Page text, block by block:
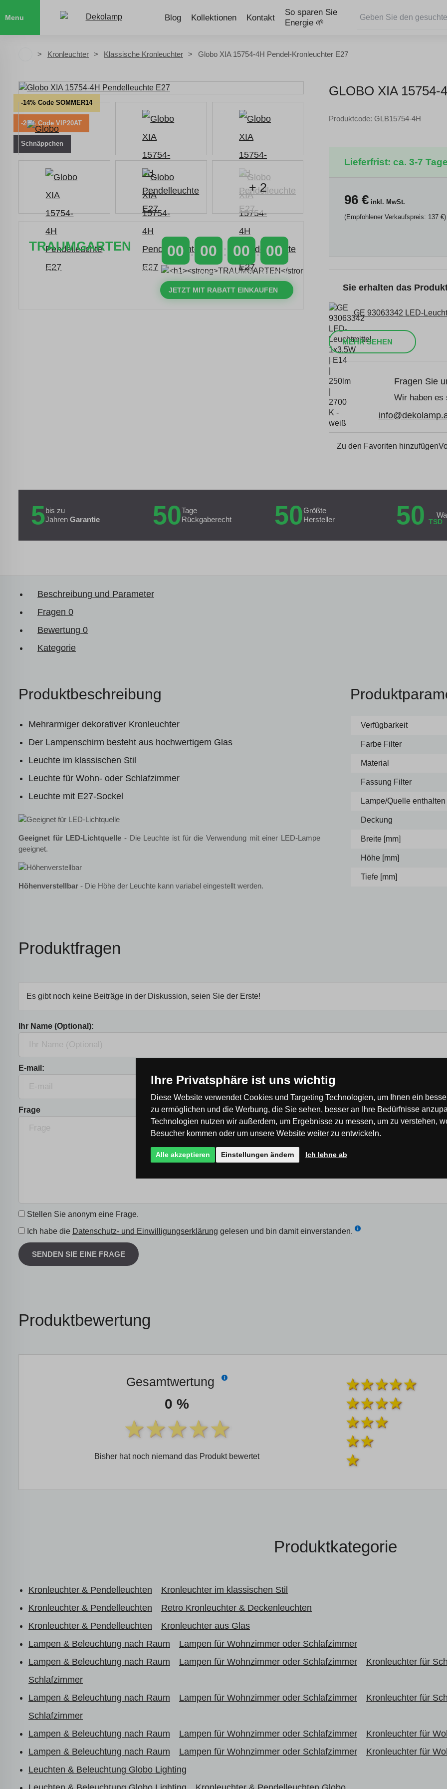
Menu Blog Kollektionen Kontakt
So sparen Sie
Energie 🌱
Kronleuchter Klassische Kronleuchter Globo XIA 15754-4H Pendel-Kronleuchter E27
GLOBO XIA 15754-
-14% Code SOMMER14
-20% Code VIP20AT
Schnäppchen
+ 2
TRAUMGARTEN
Zeitlich begrenzter 20 % Rabatt auf
00
TAGE
00
STUNDEN
00
MINUTEN
00
SEKUNDEN
JETZT MIT RABATT EINKAUFEN
Produktcode: GLB15754-4H
Lieferfrist: ca. 3-7
96€inkl. MwSt.
(Empfohlener Verkaufspreis: 137 €)
Sie erhalten das
GE 93063342 LED-
MEHR SEHEN
Fragen Sie
Wir haben es
Zu den Favoriten hinzufügen
5bis zu
Jahren Garantie 50Tage
Rückgaberecht
50Größte
Hersteller
50 TSD
Beschreibung und Parameter
Fragen 0
Bewertung 0
Kategorie
Produktbeschreibung
Mehrarmiger dekorativer Kronleuchter
Der Lampenschirm besteht aus hochwertigem Glas
Leuchte im klassischen Stil
Leuchte für Wohn- oder Schlafzimmer
Leuchte mit E27-Sockel
Geeignet für LED-Lichtquelle - Die Leuchte ist für die Verwendung mit einer LED-Lampe
geeignet.
Höhenverstellbar - Die Höhe der Leuchte kann variabel eingestellt werden.
Verfügbarkeit
Farbe Filter
Material
Fassung Filter
Lampe/Quelle enthalten
Deckung
Breite [mm]
Höhe [mm]
Tiefe [mm]
Produktfragen
Es gibt noch keine Beiträge in der Diskussion, seien Sie der Erste!
Ihr Name (Optional):
E-mail:
Frage
Stellen Sie anonym eine Frage.
Ich habe die Datenschutz- und Einwilligungserklärung gelesen und bin damit einverstanden.
SENDEN SIE EINE FRAGE
Produktbewertung
Gesamtwertung
0 %
Bisher hat noch niemand das Produkt bewertet
Produktkategorie
Kronleuchter & Pendelleuchten
Kronleuchter im klassischen Stil
Kronleuchter & Pendelleuchten
Retro Kronleuchter & Deckenleuchten
Kronleuchter & Pendelleuchten
Kronleuchter aus Glas
Lampen & Beleuchtung nach Raum
Lampen für Wohnzimmer oder Schlafzimmer
Lampen & Beleuchtung nach Raum
Lampen für Wohnzimmer oder Schlafzimmer Kronleuchter für
Schlafzimmer
Lampen & Beleuchtung nach Raum
Lampen für Wohnzimmer oder Schlafzimmer Kronleuchter für
Schlafzimmer
Lampen & Beleuchtung nach Raum
Lampen für Wohnzimmer oder Schlafzimmer Kronleuchter für
Lampen & Beleuchtung nach Raum
Lampen für Wohnzimmer oder Schlafzimmer Kronleuchter für
Leuchten & Beleuchtung Globo Lighting
Ihre Privatsphäre ist uns wichtig
Diese Website verwendet Cookies und Targeting Technologien, um Ihnen ein
zu ermöglichen und die Werbung, die Sie sehen, besser an Ihre Bedürfnisse
Technologien nutzen wir außerdem, um Ergebnisse zu messen, um zu verstehen,
Besucher kommen oder um unsere Website weiter zu entwickeln.
Alle akzeptieren Einstellungen ändern Ich lehne ab